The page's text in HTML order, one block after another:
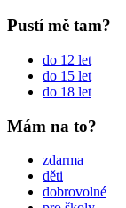
Pustí mě tam?
do 12 let
do 15 let
do 18 let
Mám na to?
zdarma
děti
dobrovolné